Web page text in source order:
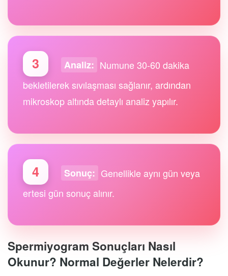
3 Analiz: Numune 30-60 dakika
bekletilerek sıvılaşması sağlanır, ardından
mikroskop altında detaylı analiz yapılır.
4 Sonuç: Genellikle aynı gün veya
ertesi gün sonuç alınır.
Spermiyogram Sonuçları Nasıl
Okunur? Normal Değerler Nelerdir?